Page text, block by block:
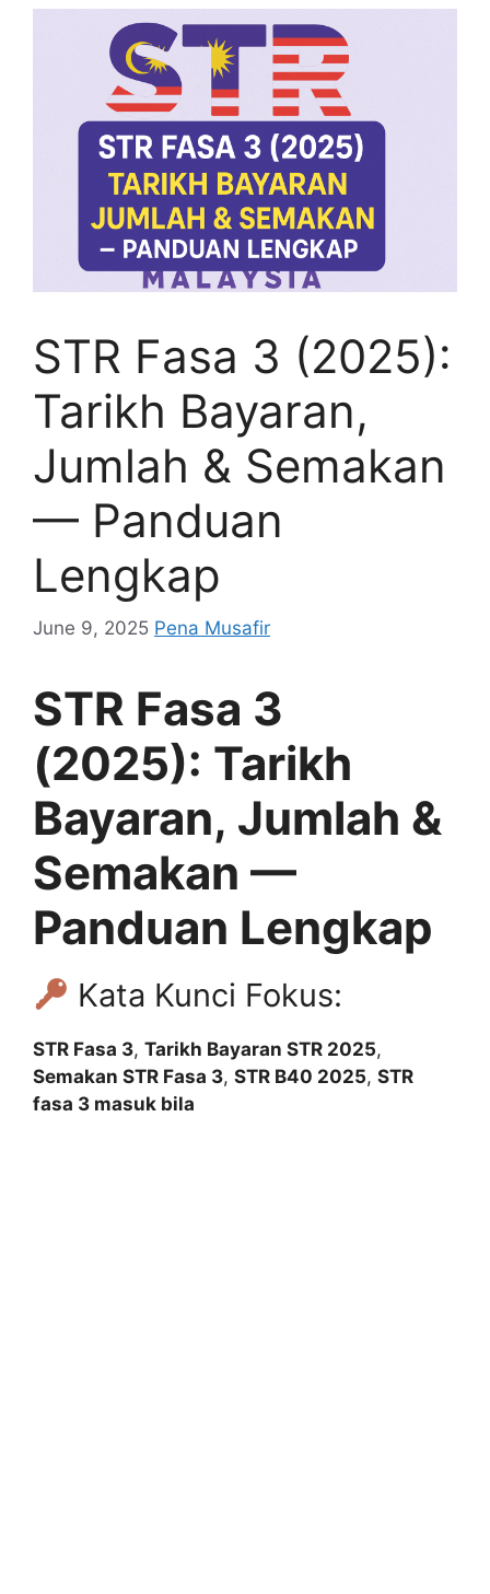
STR Fasa 3 (2025):
Tarikh Bayaran,
Jumlah & Semakan
— Panduan
Lengkap
June 9, 2025 Pena Musafir
STR Fasa 3
(2025): Tarikh
Bayaran, Jumlah &
Semakan —
Panduan Lengkap
Kata Kunci Fokus:
STR Fasa 3, Tarikh Bayaran STR 2025,
Semakan STR Fasa 3, STR B40 2025, STR
fasa 3 masuk bila